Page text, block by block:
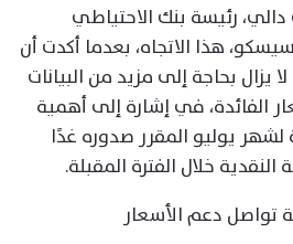
رئيسة بنك الاحتياطي
هذا الاتجاه، بعدما أكدت أن
يزال بحاجة إلى مزيد من البيانات
الفائدة، في إشارة إلى أهمية
لشهر يوليو المقرر صدوره غدًا
خلال الفترة المقبلة.
تواصل دعم الأسعار